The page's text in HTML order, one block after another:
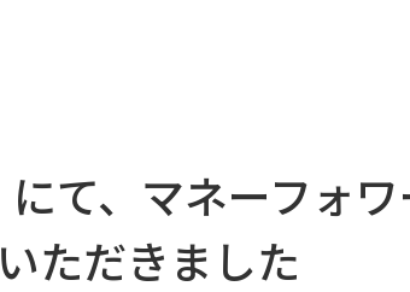
にて、マネーフォ
ただきました